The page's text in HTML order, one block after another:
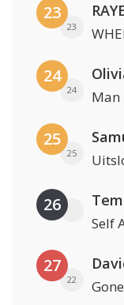
23
23
24
24 Man
25
25
26
Self
27
22